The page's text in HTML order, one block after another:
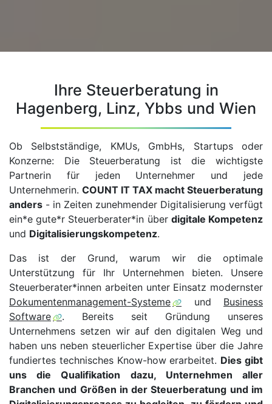
Ihre Steuerberatung in
Hagenberg, Linz, Ybbs und Wien
Ob Selbstständige, KMUs, GmbHs, Startups oder
Konzerne: Die Steuerberatung ist die wichtigste
Partnerin für jeden Unternehmer und jede
Unternehmerin. COUNT IT TAX macht Steuerberatung
anders - in Zeiten zunehmender Digitalisierung verfügt
ein*e gute*r Steuerberater*in über digitale Kompetenz
und Digitalisierungskompetenz.
Das ist der Grund, warum wir die optimale
Unterstützung für Ihr Unternehmen bieten. Unsere
Steuerberater*innen arbeiten unter Einsatz modernster
Dokumentenmanagement-Systeme
und Business
Software
. Bereits seit Gründung unseres
Unternehmens setzen wir auf den digitalen Weg und
haben uns neben steuerlicher Expertise über die Jahre
fundiertes technisches Know-how erarbeitet. Dies gibt
uns die Qualifikation dazu, Unternehmen aller
Branchen und Größen in der Steuerberatung und im